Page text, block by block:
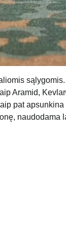
Aramid,
pat
naudodama